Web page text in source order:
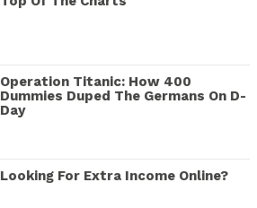
Operation Titanic: How 400
Dummies Duped The Germans On D-
Day
Looking For Extra Income Online?